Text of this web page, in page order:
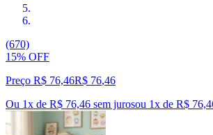
(670)
15% OFF
Preço R$ 76,46R$ 76,46
Ou 1x de R$ 76,46 sem jurosou 1x de R$